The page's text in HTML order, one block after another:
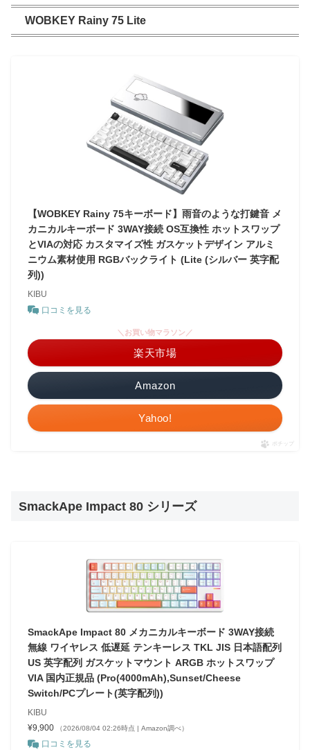
WOBKEY Rainy 75 Lite
【WOBKEY Rainy 75キーボード】雨音のような打鍵音 メ
カニカルキーボード 3WAY接続 OS互換性 ホットスワップ
とVIAの対応 カスタマイズ性 ガスケットデザイン アルミ
ニウム素材使用 RGBバックライト (Lite (シルバー 英字配
列))
KIBU
口コミを見る
Amazon
＼お買い物マラソン／
楽天市場
Yahoo!
ポチップ
SmackApe Impact 80 シリーズ
SmackApe Impact 80 メカニカルキーボード 3WAY接続
無線 ワイヤレス 低遅延 テンキーレス TKL JIS 日本語配列
US 英字配列 ガスケットマウント ARGB ホットスワップ
VIA 国内正規品 (Pro(4000mAh),Sunset/Cheese
Switch/PCプレート(英字配列))
KIBU
¥9,900
（2026/08/04 02:26時点 | Amazon調べ）
口コミを見る